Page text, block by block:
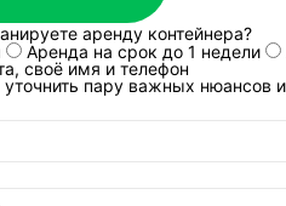
Таблица прокручивается
аренду контейнера?
Аренда на срок до 1 недели
своё имя и телефон
пару важных нюансов и